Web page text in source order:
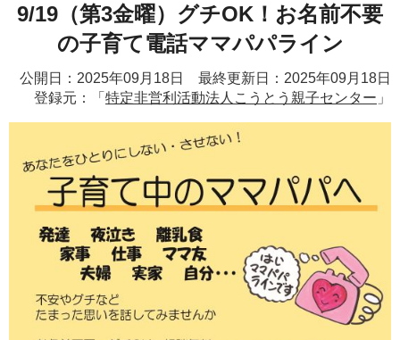
9/19（第3金曜）グチOK！お名前不要
の子育て電話ママパパライン
公開日：2025年09月18日 最終更新日：2025年09月18日
登録元：「 特定非営利活動法人こうとう親子センター 」